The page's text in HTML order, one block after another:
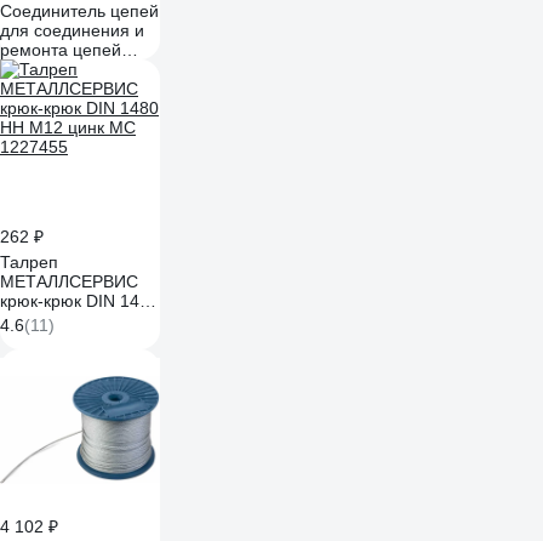
Соединитель цепей
для соединения и
ремонта цепей
оцинкованная
сталь, 10 шт. ARNO
INDUSTRIES
AFF000500030198
262 ₽
Талреп
МЕТАЛЛСЕРВИС
крюк-крюк DIN 1480
HH М12 цинк МС
1227455
4.6(11)
4 102 ₽